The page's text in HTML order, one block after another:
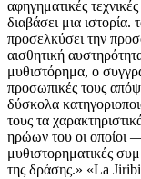
αφηγηματικές
διαβάσει μια ιστορία.
προσελκύσει την
αισθητική
μυθιστόρημα, ο
προσωπικές τους
δύσκολα
τους τα
ηρώων του οι οποίοι
μυθιστορηματικές
της δράσης.» «La